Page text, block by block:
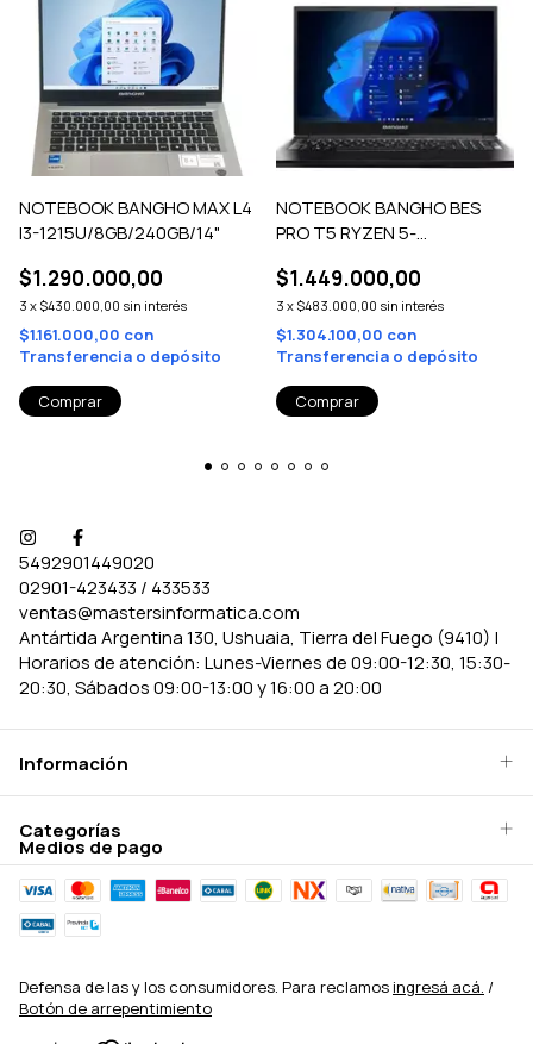
NOTEBOOK BANGHO MAX L4
I3-1215U/8GB/240GB/14"
$1.290.000,00
3 x $430.000,00 sin interés
$1.161.000,00 con
Transferencia o depósito
NOTEBOOK BANGHO BES
PRO T5 RYZEN 5-
$1.449.000,00
3 x $483.000,00 sin interés
$1.304.100,00 con
Transferencia o depósito
5492901449020
02901-423433 / 433533
ventas@mastersinformatica.com
Antártida Argentina 130, Ushuaia, Tierra del Fuego (9410) |
Horarios de atención: Lunes-Viernes de 09:00-12:30, 15:30-
20:30, Sábados 09:00-13:00 y 16:00 a 20:00
Información
Categorías
Medios de pago
Defensa de las y los consumidores. Para reclamosingresá acá. /
Botón de arrepentimiento